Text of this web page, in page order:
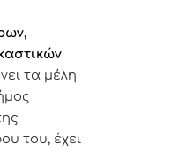
τα μέλη
του, έχει